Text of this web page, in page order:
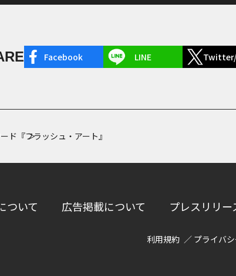
Facebook LINE
ド 『フラッシュ・アート』
ついて 広告掲載について プレスリリー
利用規約 プライバ